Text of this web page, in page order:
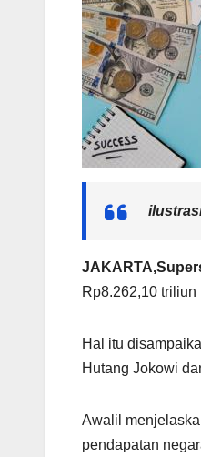
Rp8.262,10
Hal itu
Hutang Jokowi
Awalil
pendapatan